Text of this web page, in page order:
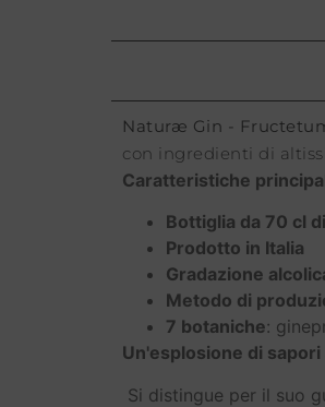
Naturæ Gin -
con ingredienti di
Caratteristiche
Bottiglia da 70 cl
Prodotto in Italia
Gradazione
Metodo di
7 botaniche:
Un'esplosione di sapori
Si distingue per il suo